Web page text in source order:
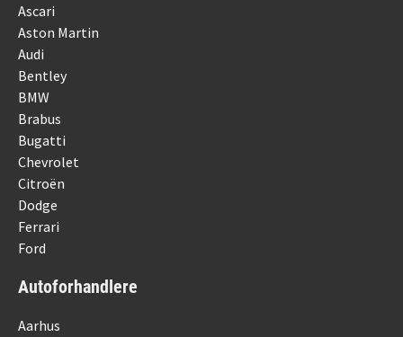
Ascari
Aston Martin
Audi
Bentley
BMW
Brabus
Bugatti
Chevrolet
Citroën
Dodge
Ferrari
Ford
Autoforhandlere
Aarhus